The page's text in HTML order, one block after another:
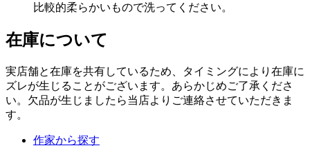
比較的柔らかいもので洗ってください。
在庫について
実店舗と在庫を共有しているため、タイミングにより在庫に
ズレが生じることがございます。あらかじめご了承くださ
い。欠品が生じましたら当店よりご連絡させていただきま
す。
作家から探す